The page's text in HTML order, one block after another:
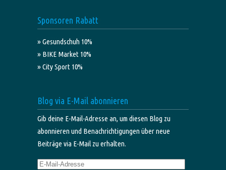
Sponsoren Rabatt
» Gesundschuh 10%
» BIKE Market 10%
» City Sport 10%
Blog via E-Mail abonnieren
Gib deine E-Mail-Adresse an, um diesen Blog zu
abonnieren und Benachrichtigungen über neue
Beiträge via E-Mail zu erhalten.
E-